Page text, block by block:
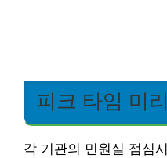
피크 타임 미
각 기관의 민원실 점심